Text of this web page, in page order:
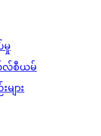
မှု
လ်စီယမ်
ျား